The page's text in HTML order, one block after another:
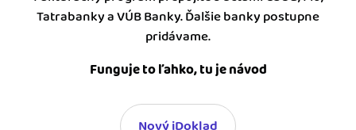
Tatrabanky a VÚB Banky. Ďalšie banky postupne
pridávame.
Funguje to ľahko, tu je návod